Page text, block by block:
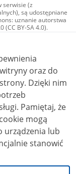
serwisie (z
są udostępniane
uznanie autorstwa
(CC BY-SA 4.0).
zdjęcia, materiały
licencji typu
użycie
4.0 (CC BY-
inaczej.
oraz do
nim
że
mogą
urządzenia lub
stanowić